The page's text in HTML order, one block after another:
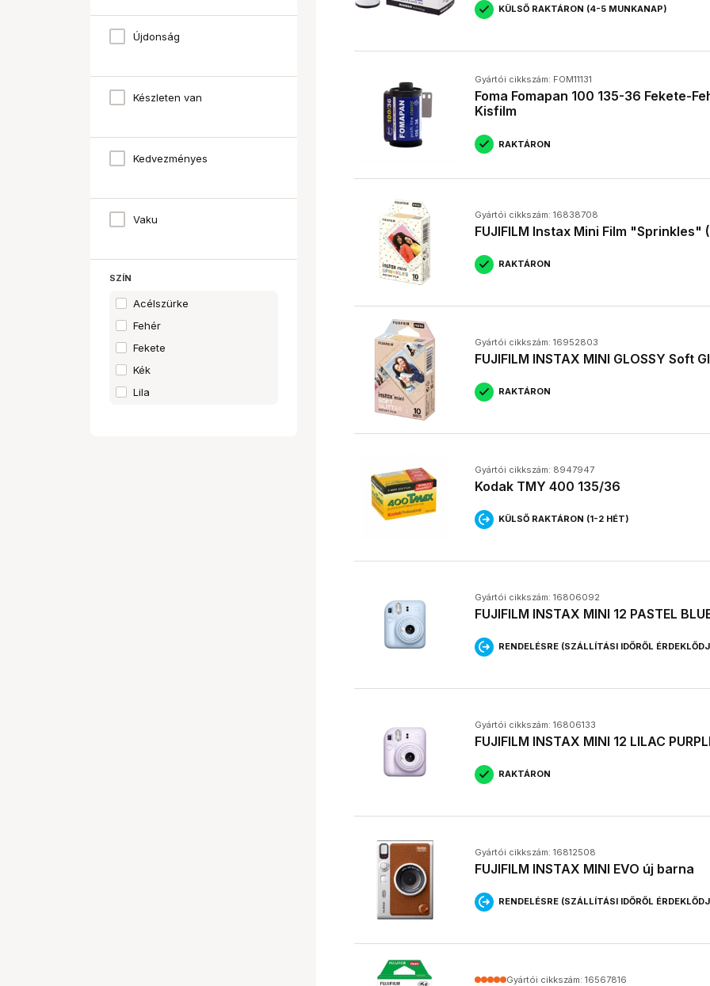
eredményt kapunk.
• Nosztalgikus érzés: Az instant fényképezőgépek használata
régi fényképezőgépek varázsát.
• Kreatív lehetőségek: Számos kiegészítővel és alkalmazással
polaroid hatást.
KÜLSŐ RAKTÁRON (4-5 MUNKANAP)
Gyártói cikkszám: FOM11131
Foma Fomapan 100 135-36 Fekete-
Kisfilm
RAKTÁRON
Gyártói cikkszám: 16838708
FUJIFILM Instax Mini Film "Sprinkles"
RAKTÁRON
Gyártói cikkszám: 16952803
FUJIFILM INSTAX MINI GLOSSY Soft
RAKTÁRON
Gyártói cikkszám: 8947947
Kodak TMY 400 135/36
KÜLSŐ RAKTÁRON (1-2 HÉT)
Gyártói cikkszám: 16806092
FUJIFILM INSTAX MINI 12 PASTEL
RENDELÉSRE (SZÁLLÍTÁSI IDŐRŐL
Gyártói cikkszám: 16806133
FUJIFILM INSTAX MINI 12 LILAC
RAKTÁRON
Gyártói cikkszám: 16812508
FUJIFILM INSTAX MINI EVO új barna
RENDELÉSRE (SZÁLLÍTÁSI IDŐRŐL
Gyártói cikkszám: 16567816
FUJIFILM
Harman Photo
JJC
JOBO
Újdonság
Készleten van
Kedvezményes
Vaku
SZÍN
Acélszürke
Fehér
Fekete
Kék
Lila